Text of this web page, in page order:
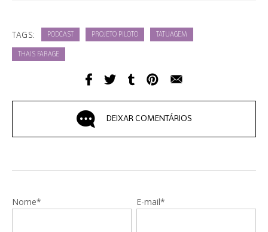
TAGS: PODCAST PROJETO PILOTO TATUAGEM
THAIS FARAGE
DEIXAR COMENTÁRIOS
Nome* E-mail*